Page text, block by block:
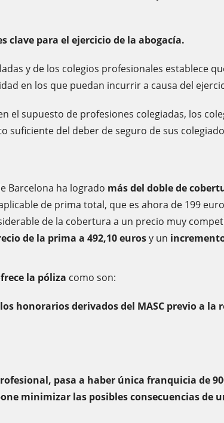
clave para el ejercicio de la abogacía.
y de los colegios profesionales establece
en los que puedan incurrir a causa del
el supuesto de profesiones colegiadas, los
suficiente del deber de seguro de sus
Barcelona ha logrado más del doble de
de prima total, que es ahora de 199
de la cobertura a un precio muy
de la prima a 492,10 eurosy un
la póliza como son:
honorarios derivados del MASC previo a la
pasa a haber única franquicia de
minimizar las posibles consecuencias de